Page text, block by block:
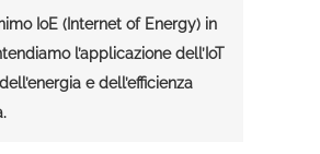
IoE (Internet of Energy) in
l’applicazione dell’IoT
e dell’efficienza